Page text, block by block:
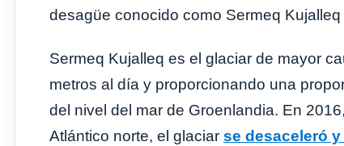
desagüe conocido como Sermeq
Sermeq Kujalleq es el glaciar de mayor
metros al día y proporcionando una
del nivel del mar de Groenlandia. En
Atlántico norte, el glaciar se desaceleró